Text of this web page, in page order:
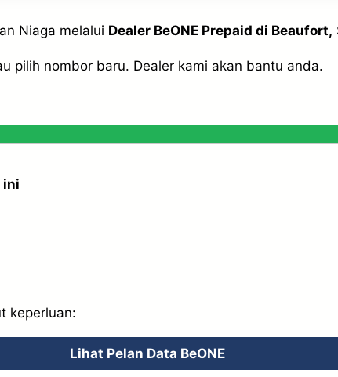
Niaga melalui Dealer BeONE Prepaid di Beaufort,
pilih nombor baru. Dealer kami akan bantu anda.
ini
keperluan:
Lihat Pelan Data BeONE